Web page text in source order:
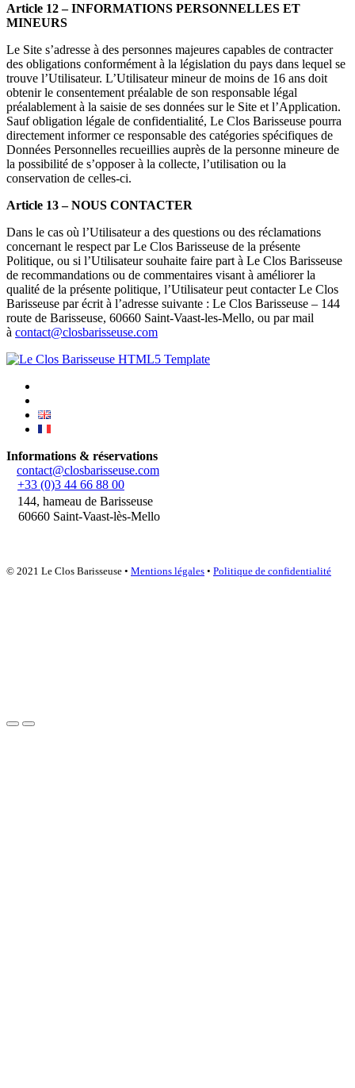
Article 12 – INFORMATIONS PERSONNELLES ET
MINEURS
Le Site s’adresse à des personnes majeures capables de contracter
des obligations conformément à la législation du pays dans lequel se
trouve l’Utilisateur. L’Utilisateur mineur de moins de 16 ans doit
obtenir le consentement préalable de son responsable légal
préalablement à la saisie de ses données sur le Site et l’Application.
Sauf obligation légale de confidentialité, Le Clos Barisseuse pourra
directement informer ce responsable des catégories spécifiques de
Données Personnelles recueillies auprès de la personne mineure de
la possibilité de s’opposer à la collecte, l’utilisation ou la
conservation de celles-ci.
Article 13 – NOUS CONTACTER
Dans le cas où l’Utilisateur a des questions ou des réclamations
concernant le respect par Le Clos Barisseuse de la présente
Politique, ou si l’Utilisateur souhaite faire part à Le Clos Barisseuse
de recommandations ou de commentaires visant à améliorer la
qualité de la présente politique, l’Utilisateur peut contacter Le Clos
Barisseuse par écrit à l’adresse suivante : Le Clos Barisseuse – 144
route de Barisseuse, 60660 Saint-Vaast-les-Mello, ou par mail
à contact@closbarisseuse.com
Informations & réservations
contact@closbarisseuse.com
+33 (0)3 44 66 88 00
144, hameau de Barisseuse
60660 Saint-Vaast-lès-Mello
© 2021 Le Clos Barisseuse • Mentions légales • Politique de confidentialité